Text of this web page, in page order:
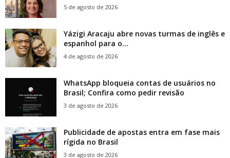
5 de agosto de 2026
Yázigi Aracaju abre novas turmas de inglês e
espanhol para o...
4 de agosto de 2026
WhatsApp bloqueia contas de usuários no
Brasil; Confira como pedir revisão
3 de agosto de 2026
Publicidade de apostas entra em fase mais
rígida no Brasil
3 de agosto de 2026